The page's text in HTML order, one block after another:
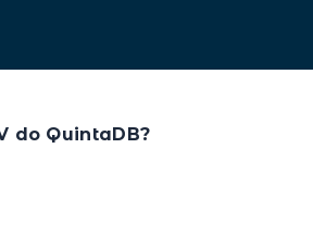
do QuintaDB?